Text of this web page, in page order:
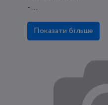
- ...
Показати більше